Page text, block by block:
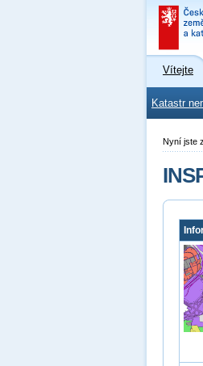
Vítejte
Katastr
Nyní jste